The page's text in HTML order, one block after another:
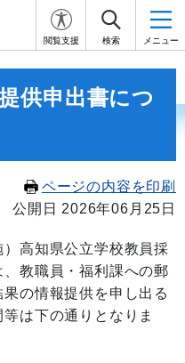
閲覧支援 検索 メニュー
供申出書につ
ページの内容を印刷
公開日 2026年06月25日
高知県公立学校教員採
教職員・福利課への郵
の情報提供を申し出る
は下の通りとなりま